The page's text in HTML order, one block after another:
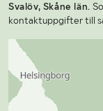
Svalöv, Skåne län.
kontaktuppgifter till